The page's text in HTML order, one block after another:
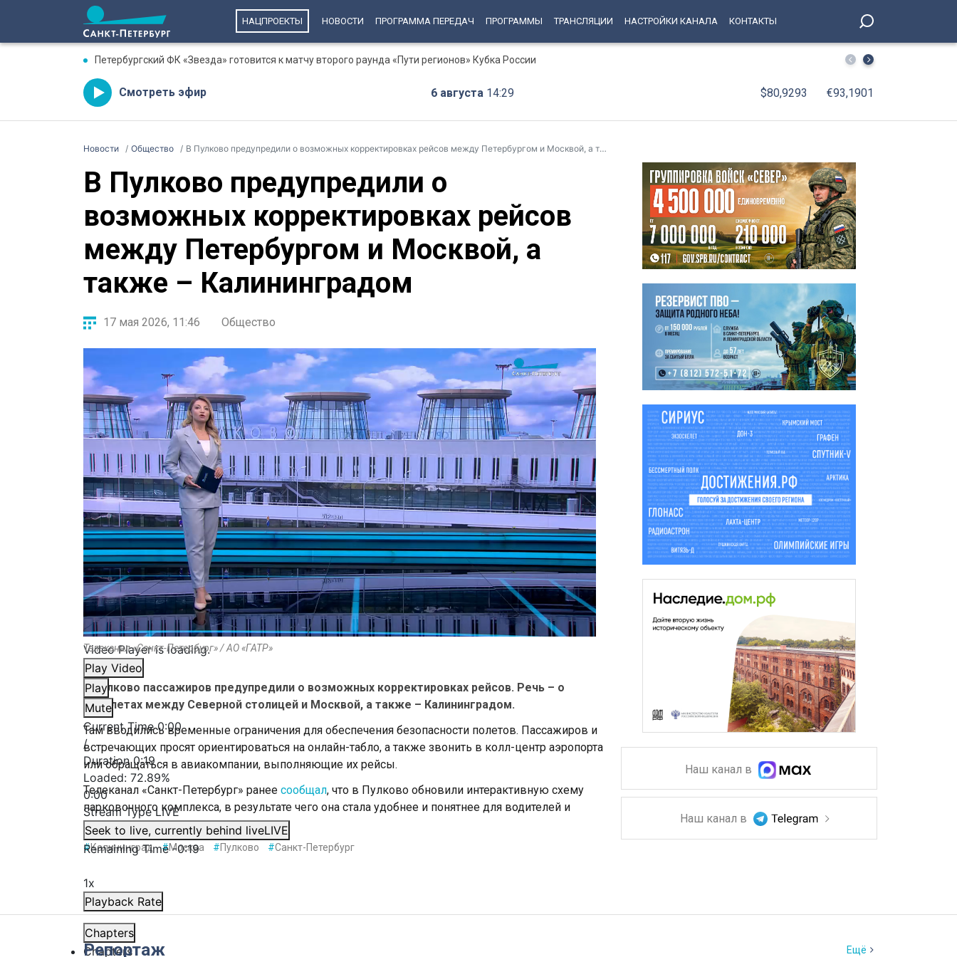
НАЦПРОЕКТЫ НОВОСТИ ПРОГРАММА ПЕРЕДАЧ ПРОГРАММЫ ТРАНСЛЯЦИИ НАСТРОЙКИ КАНАЛА КОНТАКТЫ
Петербургский ФК «Звезда» готовится к матчу второго раунда «Пути регионов» Кубка России Облачно с прояснениями и до +22 — какая погода
Смотреть эфир 6 августа 14:29 $80,9293 €93,1901
Новости Общество В Пулково предупредили о возможных корректировках рейсов между Петербургом и Москвой, а также – Калининградом
В Пулково предупредили о
возможных корректировках рейсов
между Петербургом и Москвой, а
также – Калининградом
17 мая 2026, 11:46 Общество
Video Player is loading.
Play Video
Play
Mute
Current Time0:00
/
Duration0:19
Loaded: 72.89%
0:00
Stream TypeLIVE
Seek to live, currently behind liveLIVE
Remaining Time-0:19
1x
Playback Rate
Chapters
Chapters
Телеканал «Санкт-Петербург» / АО «ГАТР»
В Пулково пассажиров предупредили о возможных корректировках рейсов. Речь – о
перелетах между Северной столицей и Москвой, а также – Калининградом.
Там вводились временные ограничения для обеспечения безопасности полетов. Пассажиров и
встречающих просят ориентироваться на онлайн-табло, а также звонить в колл-центр аэропорта
или обращаться в авиакомпании, выполняющие их рейсы.
Телеканал «Санкт-Петербург» ранее сообщал, что в Пулково обновили интерактивную схему
парковочного комплекса, в результате чего она стала удобнее и понятнее для водителей и
пассажиров.
#Калининград #Москва #Пулково #Санкт-Петербург
Наш канал в
Наш канал в
Репортаж Ещё